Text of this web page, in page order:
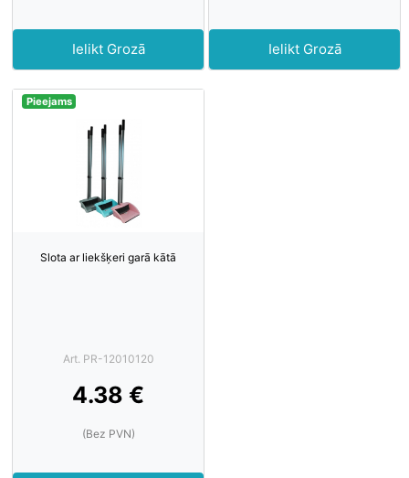
Ielikt Grozā Ielikt Grozā
Pieejams
Slota ar liekšķeri garā kātā
Art. PR-12010120
4.38 €
(Bez PVN)